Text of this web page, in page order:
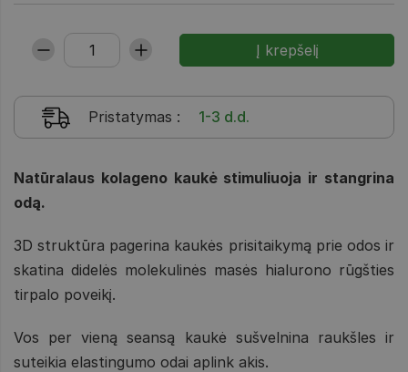
Pristatymas : 1-3 d.d.
Natūralaus kolageno kaukė stimuliuoja ir stangrina
odą.
3D struktūra pagerina kaukės prisitaikymą prie odos ir
skatina didelės molekulinės masės hialurono rūgšties
tirpalo poveikį.
Vos per vieną seansą kaukė sušvelnina raukšles ir
suteikia elastingumo odai aplink akis.